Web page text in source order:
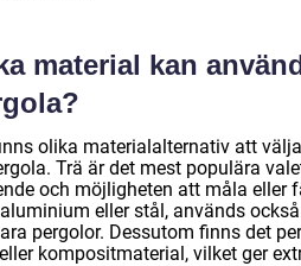
material kan
olika materialalternativ att
Trä är det mest populära
och möjligheten att måla eller
eller stål, används
pergolor. Dessutom finns det
kompositmaterial, vilket ger